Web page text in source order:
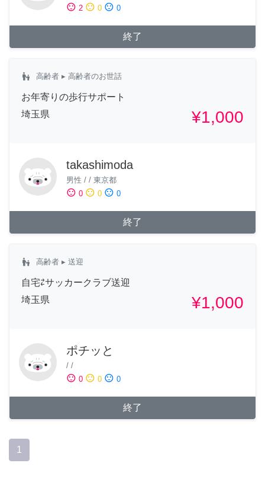
sentiment_satisfied 2 sentiment_neutral 0 sentiment_dissatisfied 0
終了
escalator_warning 高齢者 ▸ 高齢者のお世話
お年寄りの歩行サポート
埼玉県
¥1,000
takashimoda
男性 / / 東京都
sentiment_satisfied 0 sentiment_neutral 0 sentiment_dissatisfied 0
終了
escalator_warning 高齢者 ▸ 送迎
自宅⇄サッカークラブ送迎
埼玉県
¥1,000
ポチッと
/ /
sentiment_satisfied 0 sentiment_neutral 0 sentiment_dissatisfied 0
終了
1